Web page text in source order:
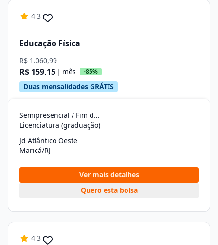
4.3
Educação Física
R$ 1.060,99
R$ 159,15 | mês -85%
Duas mensalidades GRÁTIS
Semipresencial / Fim de Semana
Licenciatura (graduação)
Jd Atlântico Oeste
Maricá/RJ
Ver mais detalhes
Quero esta bolsa
4.3